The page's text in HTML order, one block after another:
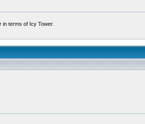
terms of Icy Tower.